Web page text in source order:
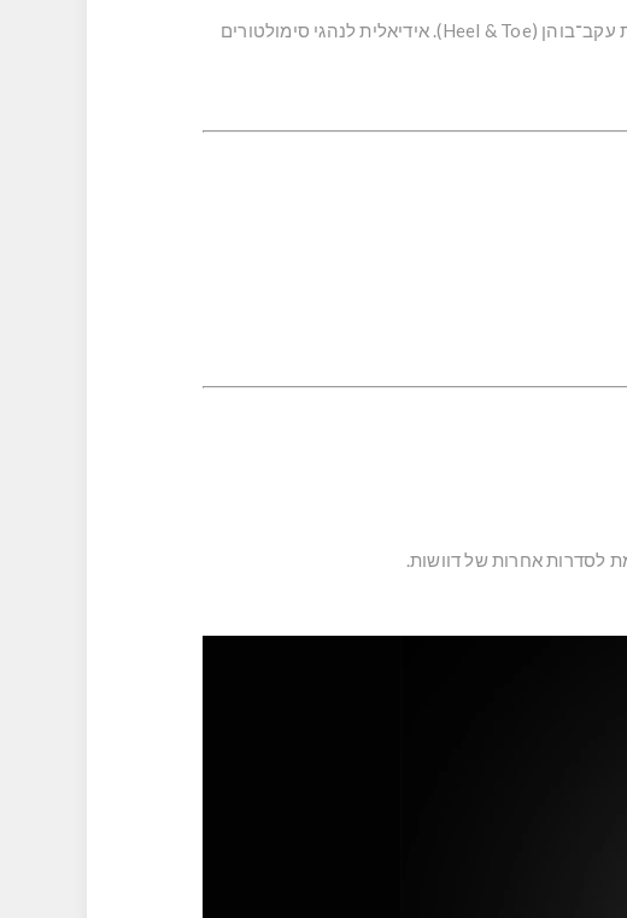
הפלטה הארוכה מספקת שטח דריכה מוגדל לנוחות מירבית, במיוחד ביישומי סימולציה תובעניים ובנהיגת עקב־בוהן (Heel & Toe). אידיאלית לנהגי סימולטורים